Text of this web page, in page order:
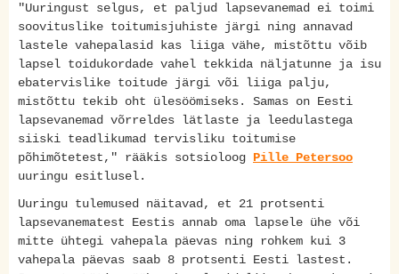
"Uuringust selgus, et paljud lapsevanemad ei toimi
soovituslike toitumisjuhiste järgi ning annavad
lastele vahepalasid kas liiga vähe, mistõttu võib
lapsel toidukordade vahel tekkida näljatunne ja isu
ebatervislike toitude järgi või liiga palju,
mistõttu tekib oht ülesöömiseks. Samas on Eesti
lapsevanemad võrreldes lätlaste ja leedulastega
siiski teadlikumad tervisliku toitumise
põhimõtetest," rääkis sotsioloog Pille Petersoo
uuringu esitlusel.
Uuringu tulemused näitavad, et 21 protsenti
lapsevanematest Eestis annab oma lapsele ühe või
mitte ühtegi vahepala päevas ning rohkem kui 3
vahepala päevas saab 8 protsenti Eesti lastest.